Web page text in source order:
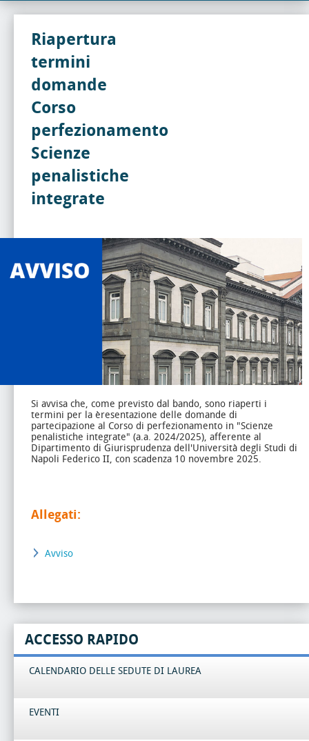
Riapertura
termini
domande
Corso
perfezionamento
Scienze
penalistiche
integrate
Si avvisa che, come previsto dal bando, sono riaperti i
termini per la èresentazione delle domande di
partecipazione al Corso di perfezionamento in "Scienze
penalistiche integrate" (a.a. 2024/2025), afferente al
Dipartimento di Giurisprudenza dell'Università degli Studi di
Napoli Federico II, con scadenza 10 novembre 2025.
Allegati:
Avviso
ACCESSO RAPIDO
CALENDARIO DELLE SEDUTE DI LAUREA
EVENTI